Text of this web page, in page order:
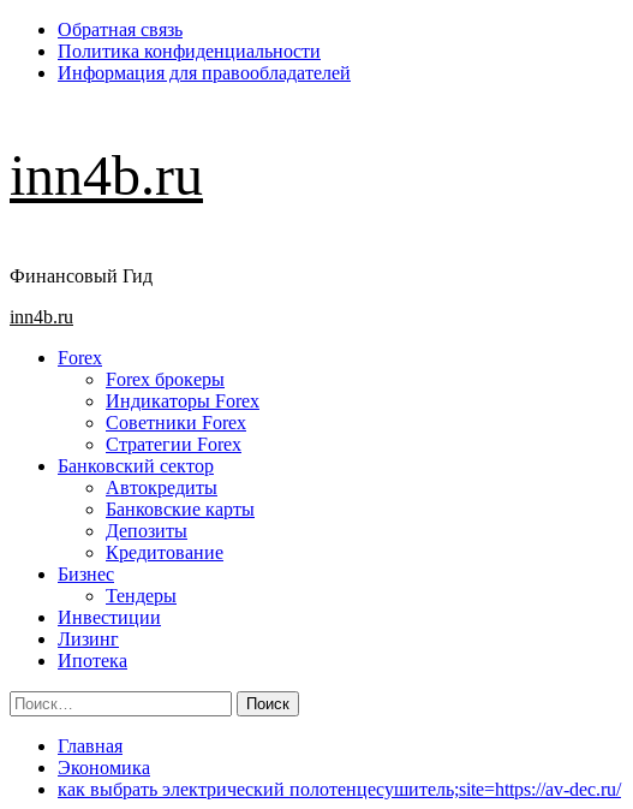
Перейти
содержимому
Обратная связь
Политика конфиденциальности
Информация для правообладателей
inn4b.ru
Финансовый Гид
Основное
inn4b.ru
Forex
Forex брокеры
Индикаторы Forex
Советники Forex
Стратегии Forex
Банковский сектор
Автокредиты
Банковские карты
Депозиты
Кредитование
Бизнес
Тендеры
Инвестиции
Лизинг
Ипотека
Найти:
Главная
Экономика
как выбрать электрический полотенцесушитель;site=https://av-dec.ru/